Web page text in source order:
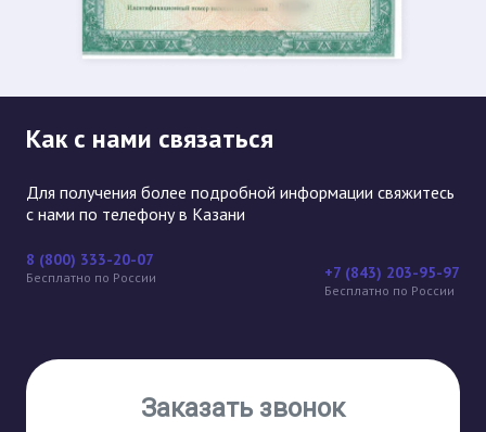
Как с нами связаться
Для получения более подробной информации свяжитесь
с нами по телефону в Казани
8 (800) 333-20-07
Бесплатно по России +7 (843) 203-95-97
Бесплатно по России